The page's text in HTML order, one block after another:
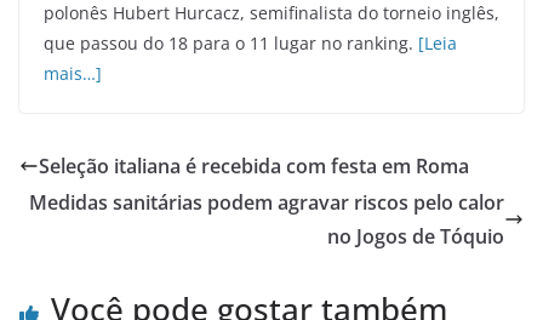
polonês Hubert Hurcacz, semifinalista do torneio inglês,
que passou do 18 para o 11 lugar no ranking. [Leia
mais…]
Seleção italiana é recebida com festa em Roma
Medidas sanitárias podem agravar riscos pelo calor
no Jogos de Tóquio
Você pode gostar também